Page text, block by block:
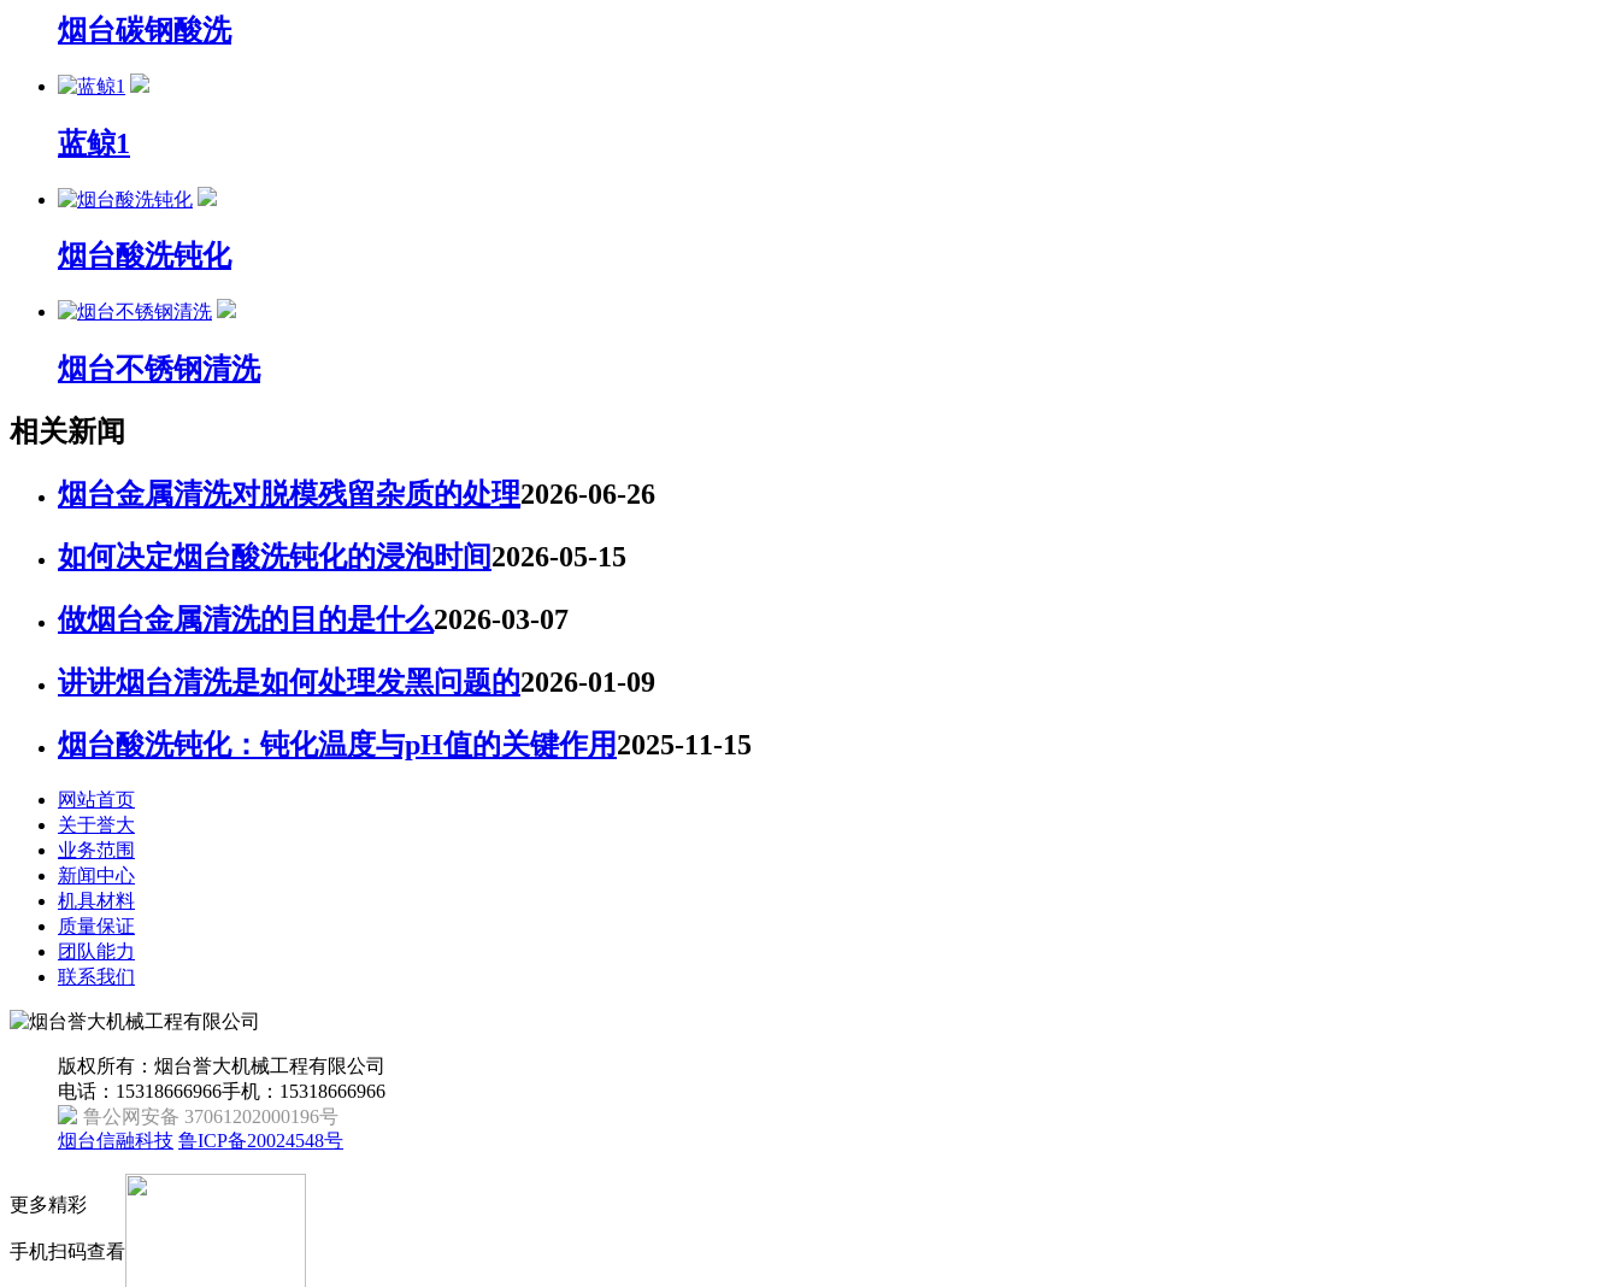
烟台碳钢酸洗
蓝鲸1
烟台酸洗钝化
烟台不锈钢清洗
相关新闻
烟台金属清洗对脱模残留杂质的处理2026-06-26
如何决定烟台酸洗钝化的浸泡时间2026-05-15
做烟台金属清洗的目的是什么2026-03-07
讲讲烟台清洗是如何处理发黑问题的2026-01-09
烟台酸洗钝化：钝化温度与pH值的关键作用2025-11-15
网站首页
关于誉大
业务范围
新闻中心
机具材料
质量保证
团队能力
联系我们
版权所有：烟台誉大机械工程有限公司
电话：15318666966手机：15318666966
鲁公网安备 37061202000196号
烟台信融科技 鲁ICP备20024548号
更多精彩
手机扫码查看